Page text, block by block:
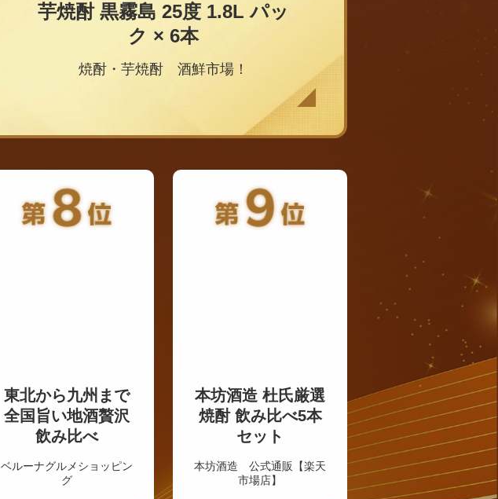
芋焼酎 黒霧島 25度 1.8L パッ
ク × 6本
焼酎・芋焼酎 酒鮮市場！
東北から九州まで
全国旨い地酒贅沢
飲み比べ
ベルーナグルメショッピン
グ
本坊酒造 杜氏厳選
焼酎 飲み比べ5本
セット
本坊酒造 公式通販【楽天
市場店】